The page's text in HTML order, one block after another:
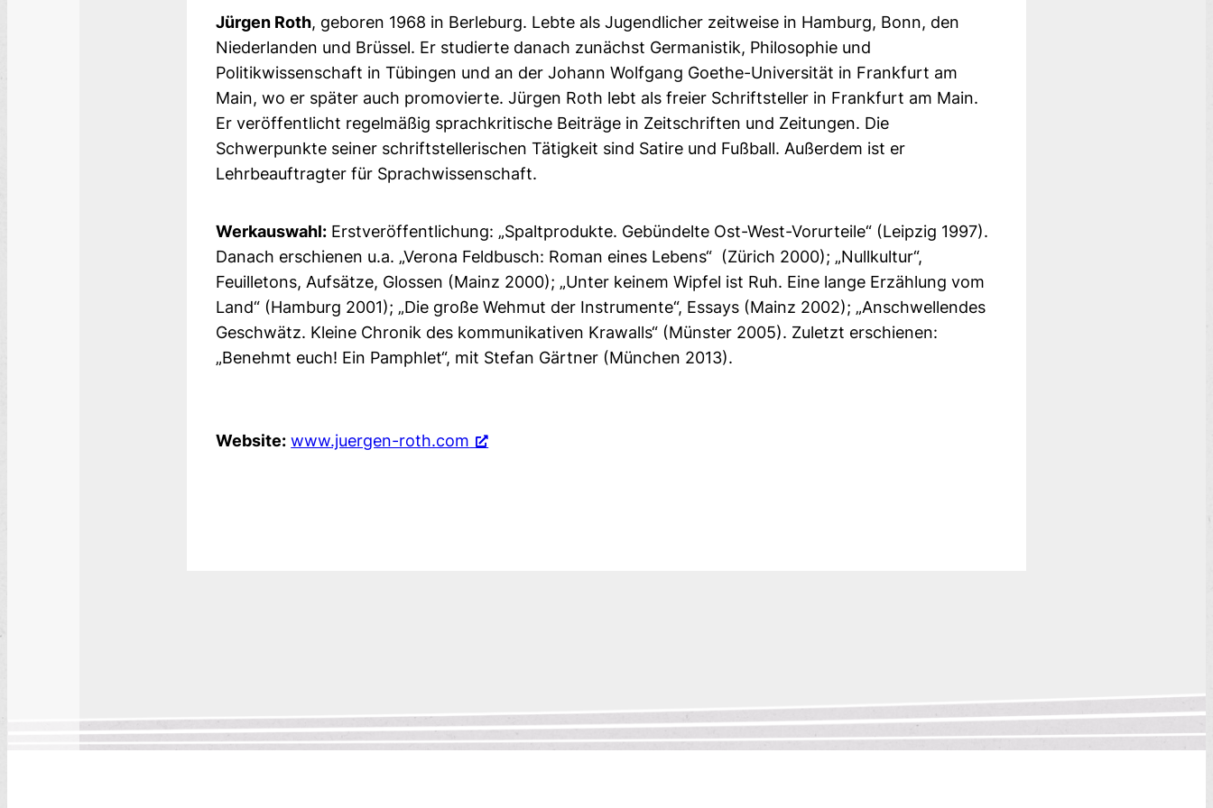
Jürgen Roth, geboren 1968 in Berleburg. Lebte als Jugendlicher zeitweise in Hamburg, Bonn, den
Niederlanden und Brüssel. Er studierte danach zunächst Germanistik, Philosophie und
Politikwissenschaft in Tübingen und an der Johann Wolfgang Goethe-Universität in Frankfurt am
Main, wo er später auch promovierte. Jürgen Roth lebt als freier Schriftsteller in Frankfurt am Main.
Er veröffentlicht regelmäßig sprachkritische Beiträge in Zeitschriften und Zeitungen. Die
Schwerpunkte seiner schriftstellerischen Tätigkeit sind Satire und Fußball. Außerdem ist er
Lehrbeauftragter für Sprachwissenschaft.
Werkauswahl: Erstveröffentlichung: „Spaltprodukte. Gebündelte Ost-West-Vorurteile“ (Leipzig 1997).
Danach erschienen u.a. „Verona Feldbusch: Roman eines Lebens“ (Zürich 2000); „Nullkultur“,
Feuilletons, Aufsätze, Glossen (Mainz 2000); „Unter keinem Wipfel ist Ruh. Eine lange Erzählung vom
Land“ (Hamburg 2001); „Die große Wehmut der Instrumente“, Essays (Mainz 2002); „Anschwellendes
Geschwätz. Kleine Chronik des kommunikativen Krawalls“ (Münster 2005). Zuletzt erschienen:
„Benehmt euch! Ein Pamphlet“, mit Stefan Gärtner (München 2013).
Website: www.juergen-roth.com